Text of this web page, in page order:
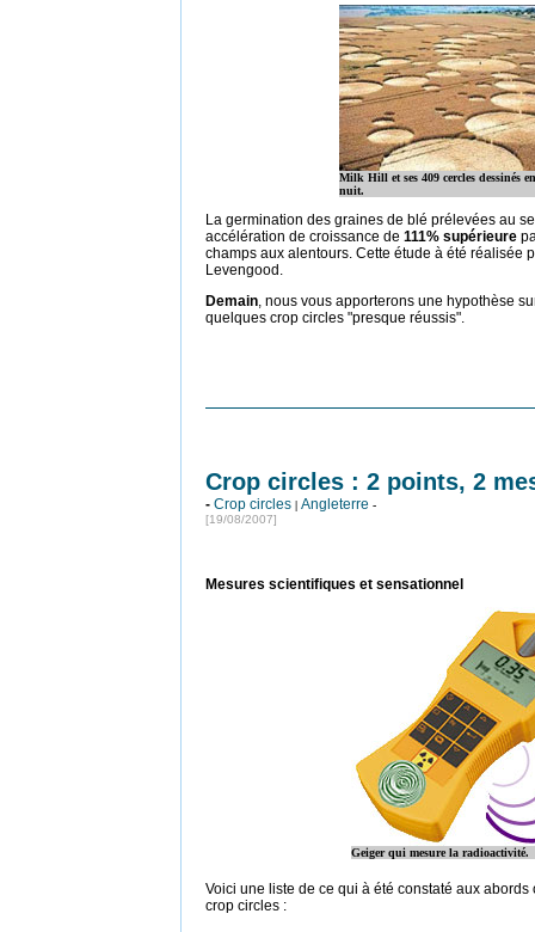
Milk Hill et ses 409 cercles dessinés
nuit.
La germination des graines de blé prélevées au
accélération de croissance de 111% supérieure
champs aux alentours. Cette étude à été réalisée
Levengood.
Demain, nous vous apporterons une hypothèse
quelques crop circles "presque réussis".
Crop circles : 2 points, 2
- Crop circles | Angleterre -
[19/08/2007]
Mesures scientifiques et sensationnel
Geiger qui mesure la radioactivité.
Voici une liste de ce qui à été constaté aux abords
crop circles :